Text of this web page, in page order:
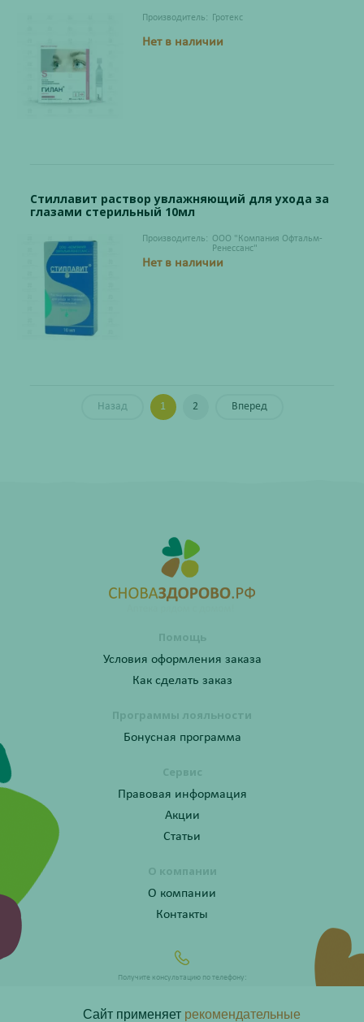
Производитель: Гротекс
Нет в наличии
Стиллавит раствор увлажняющий для ухода за
глазами стерильный 10мл
Производитель: ООО "Компания Офтальм-
Ренессанс"
Нет в наличии
Назад 1 2 Вперед
Помощь
Условия оформления заказа
Как сделать заказ
Программы лояльности
Бонусная программа
Сервис
Правовая информация
Акции
Статьи
О компании
О компании
Контакты
Получите консультацию по телефону:
Сайт применяет рекомендательные